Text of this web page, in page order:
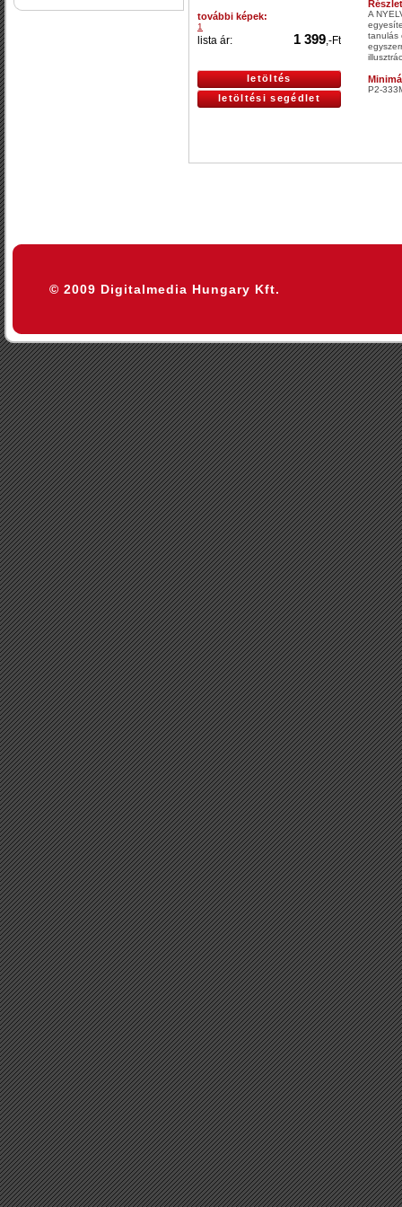
további képek:
1
lista ár: 1 399,-Ft
letöltés
letöltési segédlet
A
tanulás
P2-
© 2009 Digitalmedia Hungary Kft.